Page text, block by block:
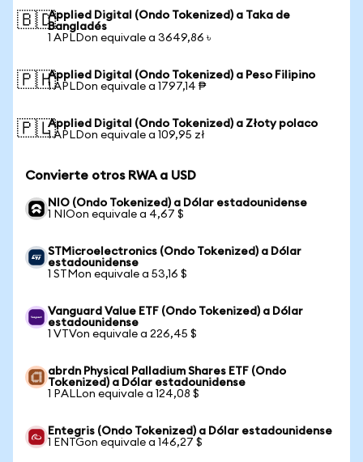
🇧🇩Applied Digital (Ondo Tokenized) a Taka de
Bangladés
1 APLDon equivale a 3649,86 ৳
🇵🇭Applied Digital (Ondo Tokenized) a Peso Filipino
1 APLDon equivale a 1797,14 ₱
🇵🇱Applied Digital (Ondo Tokenized) a Złoty polaco
1 APLDon equivale a 109,95 zł
Convierte otros RWA a USD
NIO (Ondo Tokenized) a Dólar estadounidense
1 NIOon equivale a 4,67 $
STMicroelectronics (Ondo Tokenized) a Dólar
estadounidense
1 STMon equivale a 53,16 $
Vanguard Value ETF (Ondo Tokenized) a Dólar
estadounidense
1 VTVon equivale a 226,45 $
abrdn Physical Palladium Shares ETF (Ondo
Tokenized) a Dólar estadounidense
1 PALLon equivale a 124,08 $
Entegris (Ondo Tokenized) a Dólar estadounidense
1 ENTGon equivale a 146,27 $